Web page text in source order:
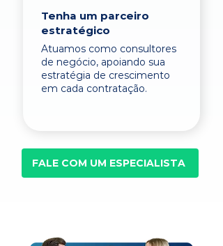
Tenha um parceiro
estratégico
Atuamos como consultores
de negócio, apoiando sua
estratégia de crescimento
em cada contratação.
FALE COM UM ESPECIALISTA